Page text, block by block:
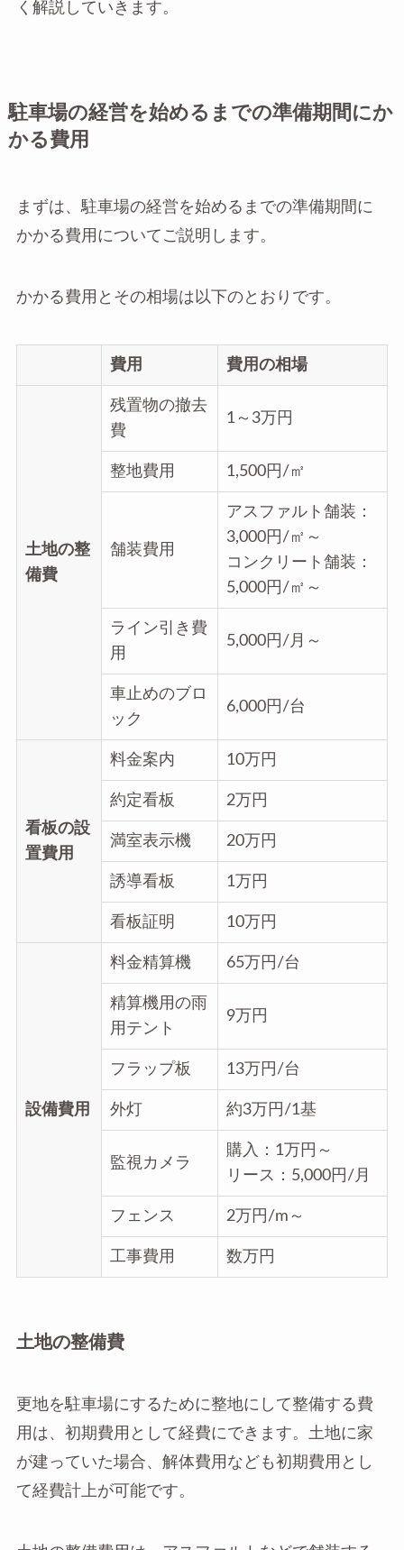
く解説していきます。
駐車場の経営を始めるまでの準備期間にか
かる費用
まずは、駐車場の経営を始めるまでの準備期間に
かかる費用についてご説明します。
かかる費用とその相場は以下のとおりです。
費用 費用の相場
土地の整
備費
残置物の撤去
費
1～3万円
整地費用 1,500円/㎡
舗装費用
アスファルト舗装：
3,000円/㎡～
コンクリート舗装：
5,000円/㎡～
ライン引き費
用
5,000円/月～
車止めのブロ
ック
6,000円/台
看板の設
置費用
料金案内 10万円
約定看板 2万円
満室表示機 20万円
誘導看板 1万円
看板証明 10万円
設備費用
料金精算機 65万円/台
精算機用の雨
用テント
9万円
フラップ板 13万円/台
外灯 約3万円/1基
監視カメラ
購入：1万円～
リース：5,000円/月
フェンス 2万円/m～
工事費用 数万円
土地の整備費
更地を駐車場にするために整地にして整備する費
用は、初期費用として経費にできます。土地に家
が建っていた場合、解体費用なども初期費用とし
て経費計上が可能です。